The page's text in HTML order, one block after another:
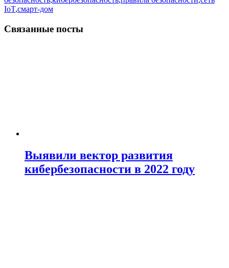
IoT,смарт-дом
Связанные посты
Выявили вектор развития
кибербезопасности в 2022 году